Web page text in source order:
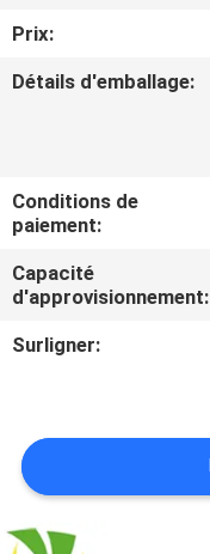
CONTRÔLE
CONTACTEZ-
NOUS
NOUVELLES
DEMANDEZ
UNE
CITATION
Prix:
Détails d'emballage:
Conditions de
paiement:
Capacité
d'approvisionnement:
Surligner: